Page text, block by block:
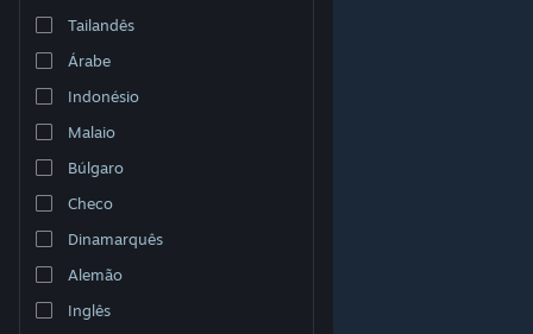
Ver versão para computadores
Tailandês
Árabe
Indonésio
Malaio
Búlgaro
Checo
Dinamarquês
Alemão
Inglês